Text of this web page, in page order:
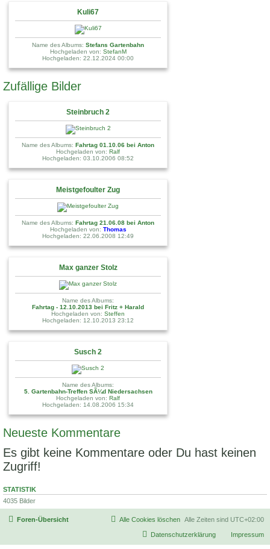
Kuli67
Name des Albums: Stefans Gartenbahn
Hochgeladen von: StefanM
Hochgeladen: 22.12.2024 00:00
Zufällige Bilder
Steinbruch 2
Name des Albums: Fahrtag 01.10.06 bei Anton
Hochgeladen von: Ralf
Hochgeladen: 03.10.2006 08:52
Meistgefoulter Zug
Name des Albums: Fahrtag 21.06.08 bei Anton
Hochgeladen von: Thomas
Hochgeladen: 22.06.2008 12:49
Max ganzer Stolz
Name des Albums:
Fahrtag - 12.10.2013 bei Fritz + Harald
Hochgeladen von: Steffen
Hochgeladen: 12.10.2013 23:12
Susch 2
Name des Albums:
5. Gartenbahn-Treffen SÃ¼d Niedersachsen
Hochgeladen von: Ralf
Hochgeladen: 14.08.2006 15:34
Neueste Kommentare
Es gibt keine Kommentare oder Du hast keinen
Zugriff!
STATISTIK
4035 Bilder
Foren-Übersicht Alle Zeiten sind UTC+02:00
Alle Cookies löschen
Impressum
Datenschutzerklärung